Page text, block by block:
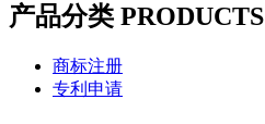
产品分类 PRODUCTS
商标注册
专利申请